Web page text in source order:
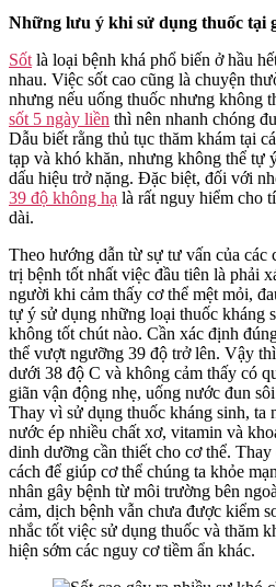
Những lưu ý khi sử dụng thuốc tại
Sốt là loại bệnh khá phổ biến ở hầu
nhau. Việc sốt cao cũng là chuyện
nhưng nếu uống thuốc nhưng không
sốt 5 ngày liền thì nên nhanh chóng
Dẫu biết rằng thủ tục thăm khám tại
tạp và khó khăn, nhưng không thể tự
dấu hiệu trở nặng. Đặc biệt, đối với
39 độ không hạ là rất nguy hiểm cho
dài.
Theo hướng dẫn từ sự tư vấn của các
trị bệnh tốt nhất việc đầu tiên là phải
người khi cảm thấy cơ thể mệt mỏi,
tự ý sử dụng những loại thuốc kháng
không tốt chút nào. Cần xác định
thể vượt ngưỡng 39 độ trở lên. Vậy
dưới 38 độ C và không cảm thấy có
giãn vận động nhẹ, uống nước đun
Thay vì sử dụng thuốc kháng sinh, ta
nước ép nhiều chất xơ, vitamin và
dinh dưỡng cần thiết cho cơ thể.
cách để giúp cơ thể chúng ta khỏe
nhân gây bệnh từ môi trường bên
cảm, dịch bệnh vẫn chưa được kiểm
nhắc tốt việc sử dụng thuốc và thăm
hiện sớm các nguy cơ tiềm ẩn khác.